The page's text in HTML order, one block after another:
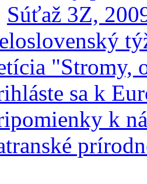
Súťaž 3Z,
"Stromy,
sa k
k